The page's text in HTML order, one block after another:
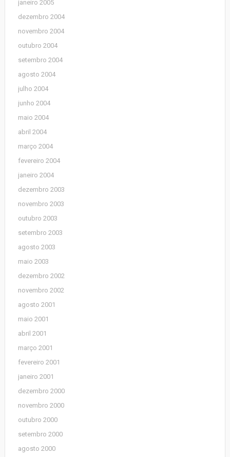
janeiro 2005
dezembro 2004
novembro 2004
outubro 2004
setembro 2004
agosto 2004
julho 2004
junho 2004
maio 2004
abril 2004
março 2004
fevereiro 2004
janeiro 2004
dezembro 2003
novembro 2003
outubro 2003
setembro 2003
agosto 2003
maio 2003
dezembro 2002
novembro 2002
agosto 2001
maio 2001
abril 2001
março 2001
fevereiro 2001
janeiro 2001
dezembro 2000
novembro 2000
outubro 2000
setembro 2000
agosto 2000